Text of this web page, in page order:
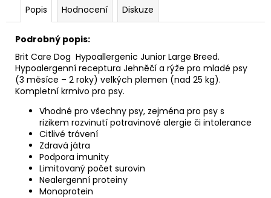
Popis Hodnocení Diskuze
Podrobný popis:
Brit Care Dog Hypoallergenic Junior Large Breed.
Hypoalergenní receptura Jehněčí a rýže pro mladé psy
(3 měsíce – 2 roky) velkých plemen (nad 25 kg).
Kompletní krmivo pro psy.
Vhodné pro všechny psy, zejména pro psy s
rizikem rozvinutí potravinové alergie či intolerance
Citlivé trávení
Zdravá játra
Podpora imunity
Limitovaný počet surovin
Nealergenní proteiny
Monoprotein